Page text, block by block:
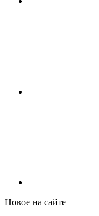
Новое на сайте